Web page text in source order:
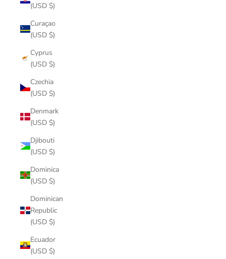
(USD $)
Curaçao
(USD $)
Cyprus
(USD $)
Czechia
(USD $)
Denmark
(USD $)
Djibouti
(USD $)
Dominica
(USD $)
Dominican
Republic
(USD $)
Ecuador
(USD $)